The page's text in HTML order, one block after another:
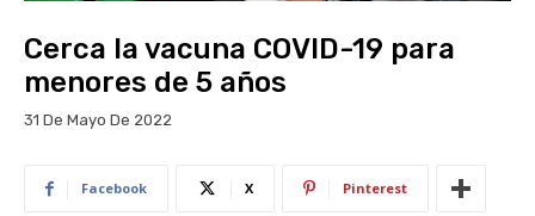
Cerca la vacuna COVID-19 para
menores de 5 años
31 De Mayo De 2022
Facebook X Pinterest